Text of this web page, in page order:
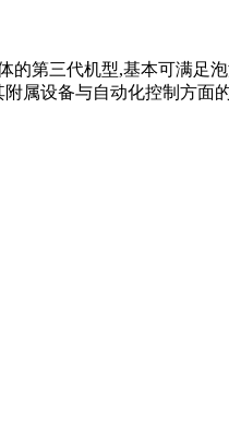
第三代机型,基本可满足
属设备与自动化控制方面